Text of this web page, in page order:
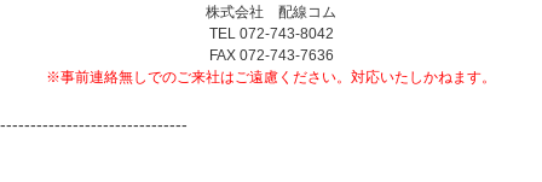
株式会社 配線コム
TEL 072-743-8042
FAX 072-743-7636
※事前連絡無しでのご来社はご遠慮ください。対応いたしかねます。
-------------------------------